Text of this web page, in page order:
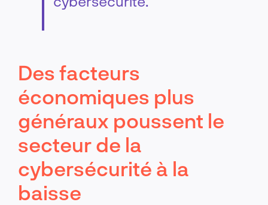
Des facteurs
économiques plus
généraux poussent le
secteur de la
cybersécurité à la
baisse